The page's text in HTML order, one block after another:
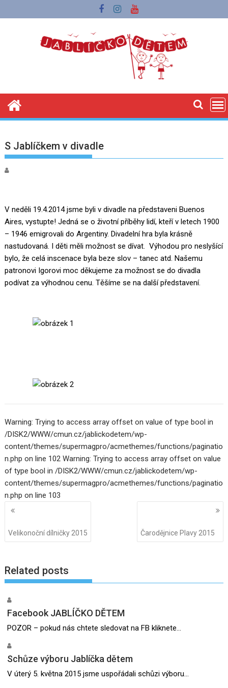
to
S Jablíčkem v divadle
V neděli 19.4.2014 jsme byli v divadle na představeni Buenos
Aires, vystupte! Jedná se o životní příběhy lidí, kteří v letech 1900
– 1946 emigrovali do Argentiny. Divadelní hra byla krásně
nastudovaná. I děti měli možnost se dívat. Výhodou pro neslyšící
bylo, že celá inscenace byla beze slov – tanec atd. Našemu
patronovi Igorovi moc děkujeme za možnost se do divadla
podívat za výhodnou cenu. Těšíme se na další představení.
Warning: Trying to access array offset on value of type bool in
/DISK2/WWW/cmun.cz/jablickodetem/wp-
content/themes/supermagpro/acmethemes/functions/paginatio
n.php on line 102 Warning: Trying to access array offset on value
of type bool in /DISK2/WWW/cmun.cz/jablickodetem/wp-
content/themes/supermagpro/acmethemes/functions/paginatio
n.php on line 103
Navigace
příspěvky
Velikonoční dílničky 2015 Čarodějnice Plavy 2015
Related posts
Facebook JABLÍČKO DĚTEM
POZOR – pokud nás chtete sledovat na FB kliknete...
Schůze výboru Jablíčka dětem
V úterý 5. května 2015 jsme uspořádali schůzi výboru...